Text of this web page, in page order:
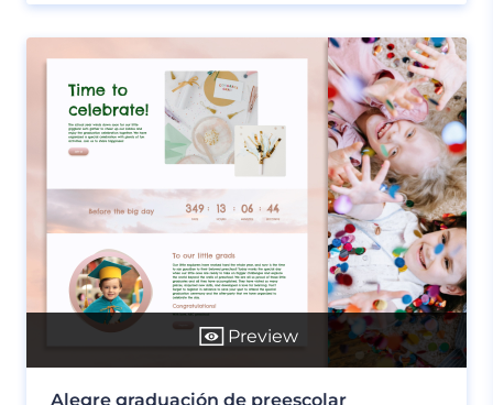
Preview
Alegre graduación de preescolar